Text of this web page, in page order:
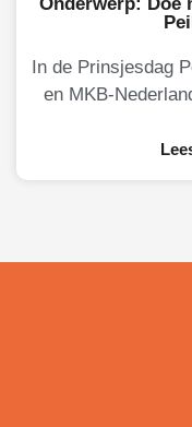
In de Prinsjesdag
en MKB-
economie, het